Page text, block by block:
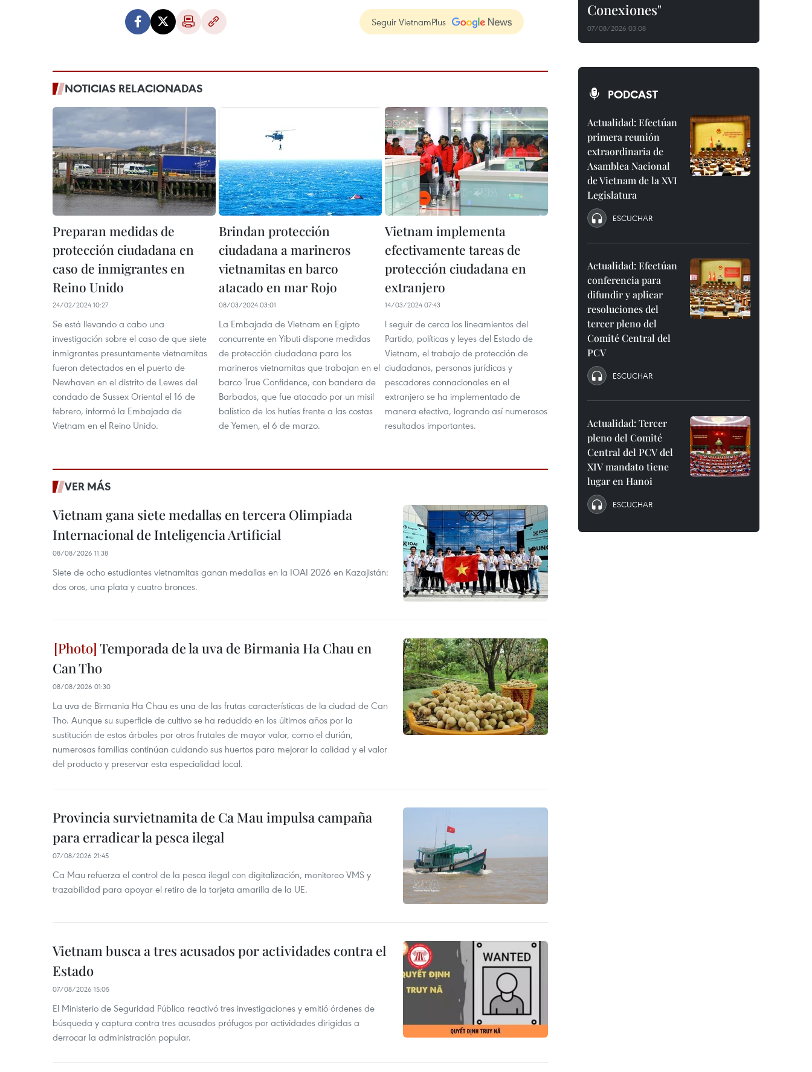
Seguir VietnamPlus
NOTICIAS RELACIONADAS
Preparan medidas de
protección ciudadana en
caso de inmigrantes en
Reino Unido
24/02/2024 10:27
Se está llevando a cabo una
investigación sobre el caso de que siete
inmigrantes presuntamente vietnamitas
fueron detectados en el puerto de
Newhaven en el distrito de Lewes del
condado de Sussex Oriental el 16 de
febrero, informó la Embajada de
Vietnam en el Reino Unido.
Brindan protección
ciudadana a marineros
vietnamitas en barco
atacado en mar Rojo
08/03/2024 03:01
La Embajada de Vietnam en Egipto
concurrente en Yibuti dispone medidas
de protección ciudadana para los
marineros vietnamitas que trabajan en el
barco True Confidence, con bandera de
Barbados, que fue atacado por un misil
balístico de los hutíes frente a las costas
de Yemen, el 6 de marzo.
Vietnam implementa
efectivamente tareas de
protección ciudadana en
extranjero
14/03/2024 07:43
l seguir de cerca los lineamientos del
Partido, políticas y leyes del Estado de
Vietnam, el trabajo de protección de
ciudadanos, personas jurídicas y
pescadores connacionales en el
extranjero se ha implementado de
manera efectiva, logrando así numerosos
resultados importantes.
VER MÁS
Vietnam gana siete medallas en tercera Olimpiada
Internacional de Inteligencia Artificial
08/08/2026 11:38
Siete de ocho estudiantes vietnamitas ganan medallas en la IOAI 2026 en Kazajistán:
dos oros, una plata y cuatro bronces.
Temporada de la uva de Birmania Ha Chau en
Can Tho
08/08/2026 01:30
La uva de Birmania Ha Chau es una de las frutas características de la ciudad de Can
Tho. Aunque su superficie de cultivo se ha reducido en los últimos años por la
sustitución de estos árboles por otros frutales de mayor valor, como el durián,
numerosas familias continúan cuidando sus huertos para mejorar la calidad y el valor
del producto y preservar esta especialidad local.
Provincia survietnamita de Ca Mau impulsa campaña
para erradicar la pesca ilegal
07/08/2026 21:45
Ca Mau refuerza el control de la pesca ilegal con digitalización, monitoreo VMS y
trazabilidad para apoyar el retiro de la tarjeta amarilla de la UE.
Vietnam busca a tres acusados por actividades contra el
Estado
07/08/2026 15:05
El Ministerio de Seguridad Pública reactivó tres investigaciones y emitió órdenes de
búsqueda y captura contra tres acusados prófugos por actividades dirigidas a
derrocar la administración popular.
Conexiones"
07/08/2026 03:08
PODCAST
Actualidad: Efectúan
primera reunión
extraordinaria de
Asamblea Nacional
de Vietnam de la XVI
Legislatura
ESCUCHAR
Actualidad: Efectúan
conferencia para
difundir y aplicar
resoluciones del
tercer pleno del
Comité Central del
PCV
ESCUCHAR
Actualidad: Tercer
pleno del Comité
Central del PCV del
XIV mandato tiene
lugar en Hanoi
ESCUCHAR